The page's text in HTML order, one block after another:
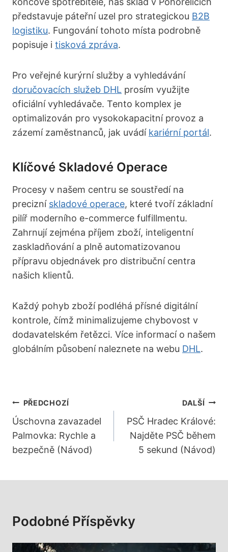
představuje páteřní uzel pro strategickou B2B
logistiku. Fungování tohoto místa podrobně
popisuje i tisková zpráva.
Pro veřejné kurýrní služby a vyhledávání
doručovacích služeb DHL prosím využijte
oficiální vyhledávače. Tento komplex je
optimalizován pro vysokokapacitní provoz a
zázemí zaměstnanců, jak uvádí kariérní portál.
Klíčové Skladové Operace
Procesy v našem centru se soustředí na
precizní skladové operace, které tvoří základní
pilíř moderního e-commerce fulfillmentu.
Zahrnují zejména příjem zboží, inteligentní
zaskladňování a plně automatizovanou
přípravu objednávek pro distribuční centra
našich klientů.
Každý pohyb zboží podléhá přísné digitální
kontrole, čímž minimalizujeme chybovost v
dodavatelském řetězci. Více informací o našem
globálním působení naleznete na webu DHL.
Navigace
Pro
Příspěvek
PŘEDCHOZÍ
Úschovna zavazadel
Palmovka: Rychle a
bezpečně (Návod)
DALŠÍ
PSČ Hradec Králové:
Najděte PSČ během
5 sekund (Návod)
Podobné Příspěvky